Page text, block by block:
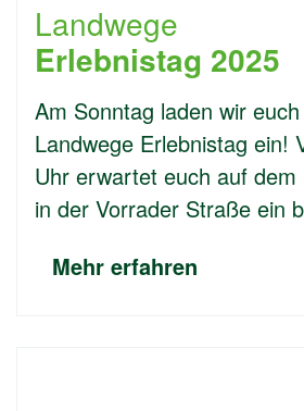
Landwege
Erlebnistag 2025
Am Sonntag laden wir
Landwege Erlebnistag ein!
Uhr erwartet euch auf
in der Vorrader Straße ein
Mehr erfahren